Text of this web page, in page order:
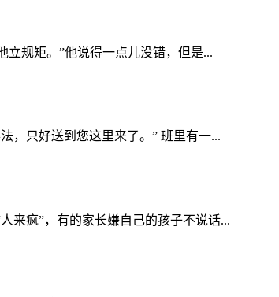
立规矩。”他说得一点儿没错，但是...
，只好送到您这里来了。” 班里有一...
来疯”，有的家长嫌自己的孩子不说话...